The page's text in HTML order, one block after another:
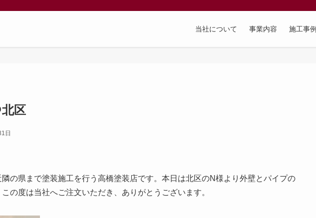
当社について 事業内容 施工事例
区
日
の県まで塗装施工を行う高橋塗装店です。本日は北区のN様より外壁とパイプの
の度は当社へご注文いただき、ありがとうございます。